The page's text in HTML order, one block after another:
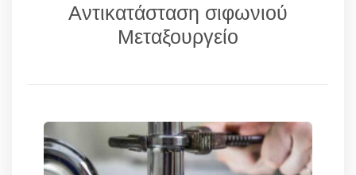
Αντικατάσταση σιφωνιού
Μεταξουργείο